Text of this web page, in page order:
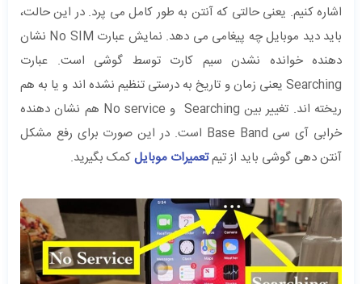
اشاره کنیم. یعنی حالتی که آنتن به طور کامل می پرد. در این حالت،
باید دید موبایل چه پیغامی می دهد. نمایش عبارت No SIM نشان
دهنده خوانده نشدن سیم کارت توسط گوشی است. عبارت
Searching یعنی زمان و تاریخ به درستی تنظیم نشده اند و یا به هم
ریخته اند. تغییر بین Searching و No service هم نشان دهنده
خرابی آی سی Base Band است. در این صورت برای رفع مشکل
آنتن دهی گوشی باید از تیمتعمیرات موبایلکمک بگیرید.